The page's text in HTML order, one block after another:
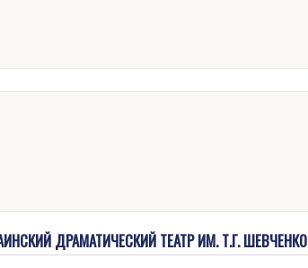
ДРАМАТИЧЕСКИЙ ТЕАТР ИМ. Т.Г.